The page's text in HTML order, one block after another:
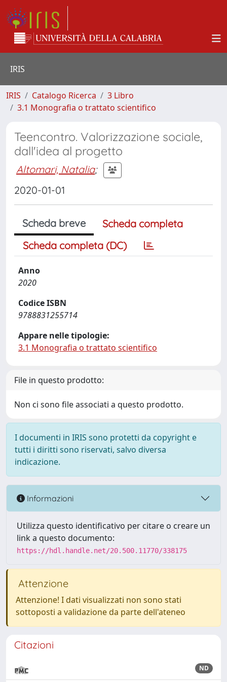
IRIS
IRIS Catalogo Ricerca
3 Libro
3.1 Monografia o trattato scientifico
Teencontro. Valorizzazione sociale,
dall'idea al progetto
Altomari, Natalia;
2020-01-01
Scheda breve
Scheda completa
Scheda completa (DC)
Anno
2020
Codice ISBN
9788831255714
Appare nelle tipologie:
3.1 Monografia o trattato scientifico
File in questo prodotto:
Non ci sono file associati a questo prodotto.
I documenti in IRIS sono protetti da copyright e
tutti i diritti sono riservati, salvo diversa
indicazione.
Informazioni
Utilizza questo identificativo per citare o creare un
link a questo documento:
https://hdl.handle.net/20.500.11770/338175
Attenzione
Attenzione! I dati visualizzati non sono stati
sottoposti a validazione da parte dell'ateneo
Citazioni
ND